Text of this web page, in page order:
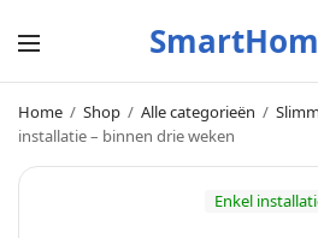
Home / Shop / Alle categorieën /
installatie – binnen drie weken
Enkel